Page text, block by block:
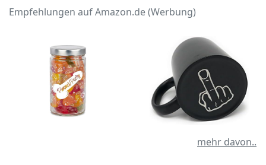
Empfehlungen auf Amazon.de (Werbung)
mehr davon..